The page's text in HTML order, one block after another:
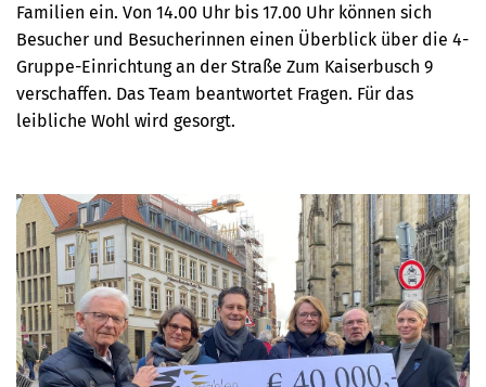
Familien ein. Von 14.00 Uhr bis 17.00 Uhr können sich
Besucher und Besucherinnen einen Überblick über die 4-
Gruppe-Einrichtung an der Straße Zum Kaiserbusch 9
verschaffen. Das Team beantwortet Fragen. Für das
leibliche Wohl wird gesorgt.